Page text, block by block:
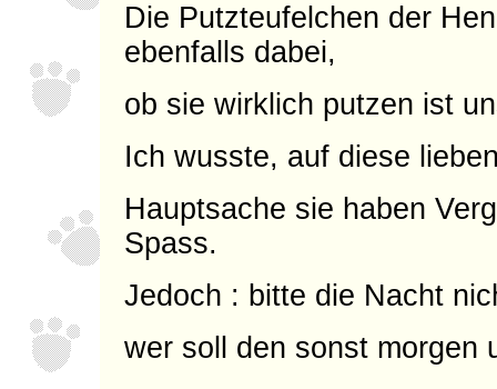
Die Putzteufelchen der
ebenfalls dabei,
ob sie wirklich putzen ist
Ich wusste, auf diese
Hauptsache sie haben
Spass.
Jedoch : bitte die Nacht
wer soll den sonst morgen